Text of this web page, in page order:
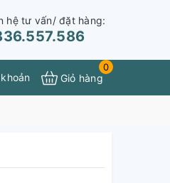
hệ tư vấn/ đặt hàng:
0
Giỏ hàng